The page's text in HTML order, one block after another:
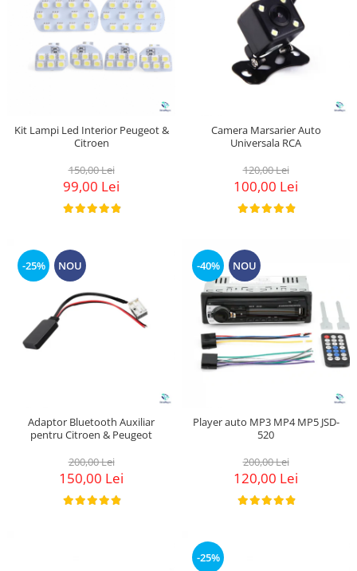
Kit Lampi Led Interior Peugeot &
Citroen
150,00 Lei
99,00 Lei
Camera Marsarier Auto
Universala RCA
120,00 Lei
100,00 Lei
-25% NOU
Adaptor Bluetooth Auxiliar
pentru Citroen & Peugeot
200,00 Lei
150,00 Lei
-40% NOU
Player auto MP3 MP4 MP5 JSD-
520
200,00 Lei
120,00 Lei
-25%